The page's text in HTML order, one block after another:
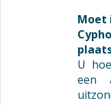
Moet
U
een